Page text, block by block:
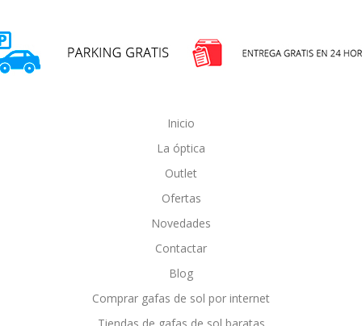
Inicio
La óptica
Outlet
Ofertas
Novedades
Contactar
Blog
Comprar gafas de sol por internet